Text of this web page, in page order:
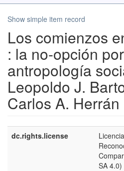
Show simple item record
Los comienzos
: la no-opción
antropología
Leopoldo J.
Carlos A. Herrán
dc.rights.license
SA 4.0)